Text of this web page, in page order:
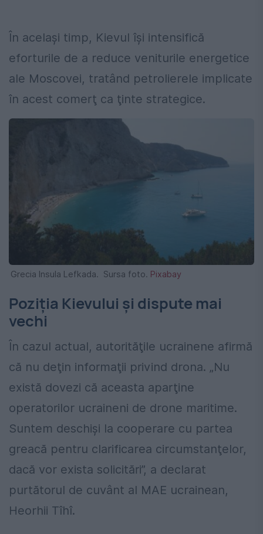
În acelaşi timp, Kievul îşi intensifică
eforturile de a reduce veniturile energetice
ale Moscovei, tratând petrolierele implicate
în acest comerţ ca ţinte strategice.
Grecia Insula Lefkada. Sursa foto. Pixabay
Poziţia Kievului şi dispute mai
vechi
În cazul actual, autorităţile ucrainene afirmă
că nu deţin informaţii privind drona. „Nu
există dovezi că aceasta aparţine
operatorilor ucraineni de drone maritime.
Suntem deschişi la cooperare cu partea
greacă pentru clarificarea circumstanţelor,
dacă vor exista solicitări”, a declarat
purtătorul de cuvânt al MAE ucrainean,
Heorhii Tîhî.